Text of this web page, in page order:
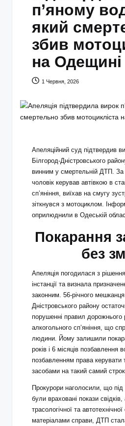
п’яному
який
збив
на Одещині
1 Червня, 2026
Апеляційний суд підтвердив
Білгород-Дністровського
винним у смертельній ДТП. За
чоловік керував автівкою в
сп’яніння, виїхав на смугу
зіткнувся з мотоциклом.
оприлюднили в Одеській
Покарання
без
Апеляція погодилася з
інстанції та визнала
законним. 56-річного
Дністровського району
порушенні правил дорожнього
алкогольного сп’яніння, що
людини. Йому залишили
років і 6 місяців позбавлення
позбавленням права керувати
засобами на такий самий
Прокурори наголосили, що
були враховані покази
трасологічної та
матеріалами справи, ДТП